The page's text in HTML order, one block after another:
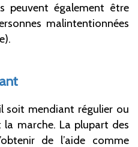
peuvent également être
malintentionnées
soit mendiant régulier ou
la marche. La plupart des
de l’aide comme